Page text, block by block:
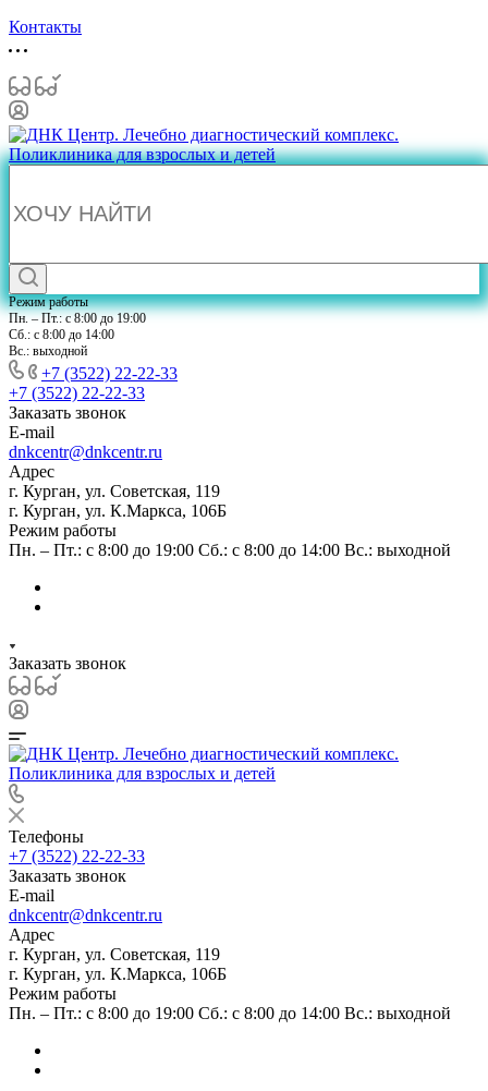
Контакты
Режим работы
Пн. – Пт.: с 8:00 до 19:00
Сб.: с 8:00 до 14:00
Вс.: выходной
+7 (3522) 22-22-33
+7 (3522) 22-22-33
Заказать звонок
E-mail
dnkcentr@dnkcentr.ru
Адрес
г. Курган, ул. Советская, 119
г. Курган, ул. К.Маркса, 106Б
Режим работы
Пн. – Пт.: с 8:00 до 19:00 Сб.: с 8:00 до 14:00 Вс.: выходной
Заказать звонок
Телефоны
+7 (3522) 22-22-33
Заказать звонок
E-mail
dnkcentr@dnkcentr.ru
Адрес
г. Курган, ул. Советская, 119
г. Курган, ул. К.Маркса, 106Б
Режим работы
Пн. – Пт.: с 8:00 до 19:00 Сб.: с 8:00 до 14:00 Вс.: выходной